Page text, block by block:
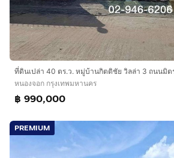
หนองจอก กรุงเทพมหานคร
฿ 990,000
PREMIUM